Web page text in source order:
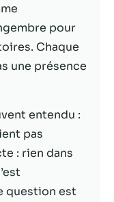
pour
Chaque
une présence
entendu :
pas
: rien dans
question est
Web,
façon
est
que notre
Web
bien que